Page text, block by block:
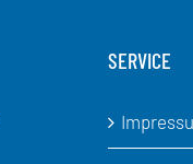
SERVICE